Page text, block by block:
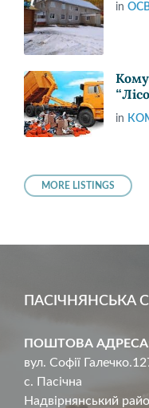
in
in
MORE LISTINGS
ПАСІЧНЯНСЬКА
ПОШТОВА
вул. Софії
с. Пасічна
Надвірнянський